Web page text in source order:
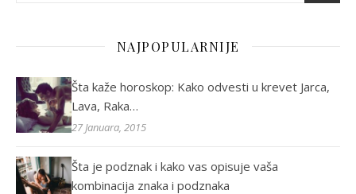
NAJPOPULARNIJE
Šta kaže horoskop: Kako odvesti u krevet Jarca,
Lava, Raka…
27 Januara, 2015
Šta je podznak i kako vas opisuje vaša
kombinacija znaka i podznaka